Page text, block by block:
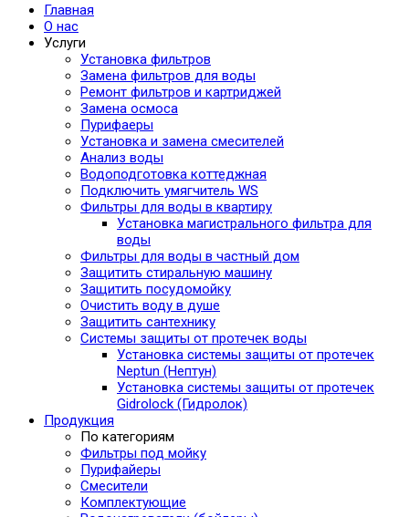
Главная
О нас
Услуги
Установка фильтров
Замена фильтров для воды
Ремонт фильтров и картриджей
Замена осмоса
Пурифаеры
Установка и замена смесителей
Анализ воды
Водоподготовка коттеджная
Подключить умягчитель WS
Фильтры для воды в квартиру
Установка магистрального фильтра для
воды
Фильтры для воды в частный дом
Защитить стиральную машину
Защитить посудомойку
Очистить воду в душе
Защитить сантехнику
Системы защиты от протечек воды
Установка системы защиты от протечек
Neptun (Нептун)
Установка системы защиты от протечек
Gidrolock (Гидролок)
Продукция
По категориям
Фильтры под мойку
Пурифайеры
Смесители
Комплектующие